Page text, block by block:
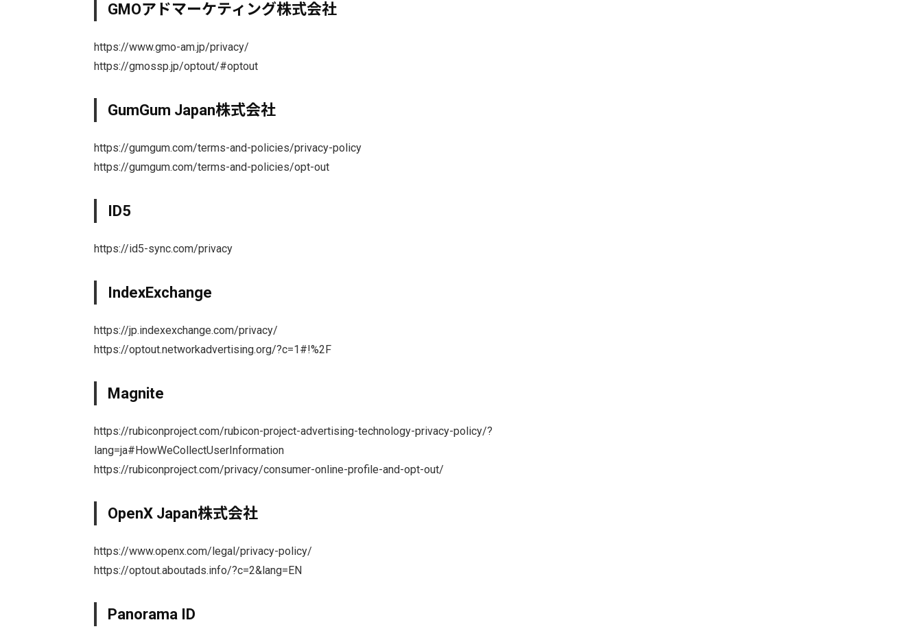
GMOアドマーケティング株式会社
https://www.gmo-am.jp/privacy/
https://gmossp.jp/optout/#optout
GumGum Japan株式会社
https://gumgum.com/terms-and-policies/privacy-policy
https://gumgum.com/terms-and-policies/opt-out
ID5
https://id5-sync.com/privacy
IndexExchange
https://jp.indexexchange.com/privacy/
https://optout.networkadvertising.org/?c=1#!%2F
Magnite
https://rubiconproject.com/rubicon-project-advertising-technology-privacy-policy/?
lang=ja#HowWeCollectUserInformation
https://rubiconproject.com/privacy/consumer-online-profile-and-opt-out/
OpenX Japan株式会社
https://www.openx.com/legal/privacy-policy/
https://optout.aboutads.info/?c=2&lang=EN
Panorama ID